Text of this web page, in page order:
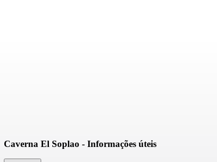
Caverna El Soplao - Informações úteis